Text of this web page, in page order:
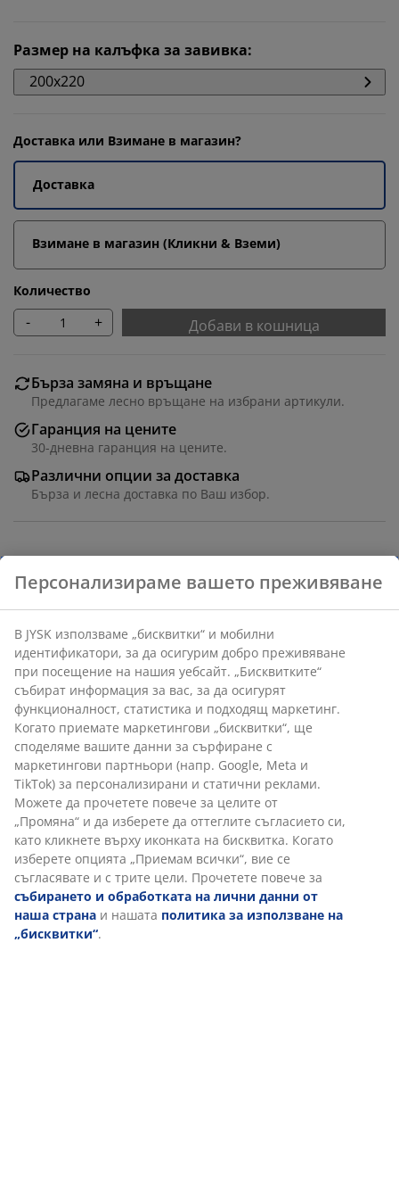
Размер на калъфка за завивка:
200x220
Доставка или Взимане в магазин?
Доставка
Взимане в магазин (Кликни & Вземи)
Количество
- + Добави в кошница
Бърза замяна и връщане
Предлагаме лесно връщане на избрани артикули.
Гаранция на цените
30-дневна гаранция на цените.
Различни опции за доставка
Бърза и лесна доставка по Ваш избор.
Характеристики
Отзиви
(11)
Доставка